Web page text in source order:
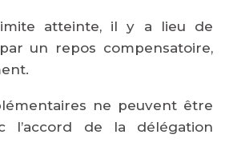
atteinte, il y a lieu de
un repos compensatoire,
ne peuvent être
l’accord de la délégation